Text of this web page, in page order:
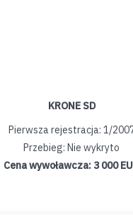
KRONE SD
Pierwsza rejestracja: 1/
Przebieg: Nie wykryto
Cena wywoławcza: 3 000